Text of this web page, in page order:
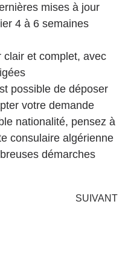
mises à jour
4 à 6 semaines
clair et complet, avec
possible de déposer
votre demande
nationalité, pensez à
consulaire algérienne
démarches
SUIVANT